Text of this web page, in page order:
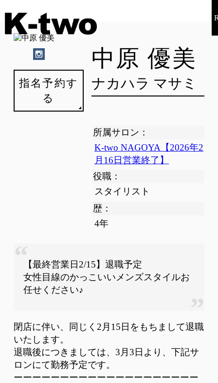
指名予約す
る
中原 優美
ナカハラ マサミ
所属サロン：
K-two NAGOYA【2026年2
月16日営業終了】
役職：
スタイリスト
歴：
4年
【最終営業日2/15】退職予定
女性目線のかっこいいメンズスタイルお
任せください♪
閉店に伴い、同じく2月15日をもちまして退職
いたします。
退職後につきましては、3月3日より、下記サ
ロンにて勤務予定です。
ーーーーーーーーーーーーーーーーーーーー